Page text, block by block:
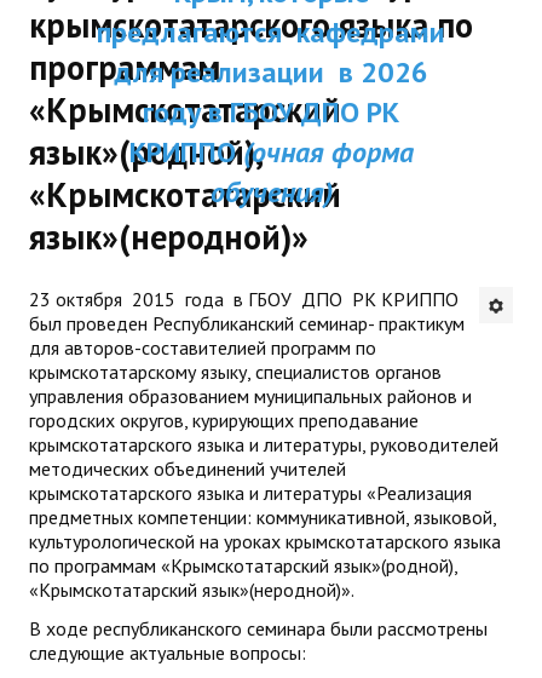
ДПО
Профессиональная переподготовка
Повышение квалификации
КОНТАКТЫ
ДПП ПК:
Актуальное
предлагаются кафедрами
для реализации в 2026
году в ГБОУ ДПО РК
КРИППО(очная форма
обучения)
крымскотатарского языка по
программам
«Крымскотатарский
язык»(родной),
«Крымскотатарский
язык»(неродной)»
23 октября 2015 года в ГБОУ ДПО РК КРИППО
был проведен Республиканский семинар- практикум
для авторов-составителией программ по
крымскотатарскому языку, специалистов органов
управления образованием муниципальных районов и
городских округов, курирующих преподавание
крымскотатарского языка и литературы, руководителей
методических объединений учителей
крымскотатарского языка и литературы «Реализация
предметных компетенции: коммуникативной, языковой,
культурологической на уроках крымскотатарского языка
по программам «Крымскотатарский язык»(родной),
«Крымскотатарский язык»(неродной)».
В ходе республиканского семинара были рассмотрены
следующие актуальные вопросы: